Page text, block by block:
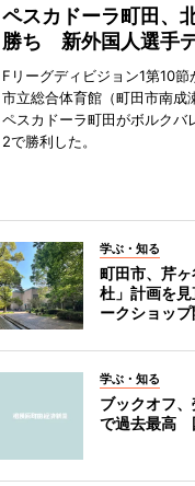
ペスカドーラ町田、
勝ち 新外国人選手
Fリーグディビジョン1第10節
市立総合体育館（町田市南成
ペスカドーラ町田がボルクバ
2で勝利した。
学ぶ・知る
町田市、芹
杜」計画を
ークショッ
学ぶ・知る
ブックオフ
で過去最高